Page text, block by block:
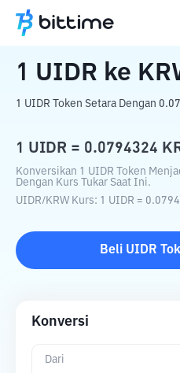
Beranda Konverter Kripto
1 UIDR ke
1 UIDR Token Setara Dengan
1 UIDR = 0.0794324
Konversikan 1 UIDR Token
Dengan Kurs Tukar Saat Ini.
UIDR/KRW Kurs: 1 UIDR =
Beli UIDR
Konversi
Dari